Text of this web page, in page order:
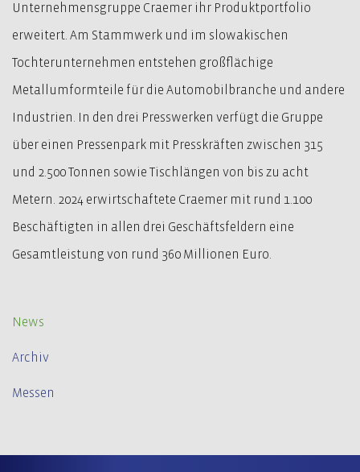
News
Archiv
Messen
Unternehmensgruppe Craemer ihr Produktportfolio
erweitert. Am Stammwerk und im slowakischen
Tochterunternehmen entstehen großflächige
Metallumformteile für die Automobilbranche und andere
Industrien. In den drei Presswerken verfügt die Gruppe
über einen Pressenpark mit Presskräften zwischen 315
und 2.500 Tonnen sowie Tischlängen von bis zu acht
Metern. 2024 erwirtschaftete Craemer mit rund 1.100
Beschäftigten in allen drei Geschäftsfeldern eine
Gesamtleistung von rund 360 Millionen Euro.